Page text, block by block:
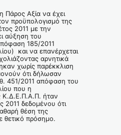
Πάρος Αξία να έχει
προϋπολογισμό της
2011 με την
αύξηση του
185/2011
και να επανέρχεται
αρνητικά
χωρίς παρέκκλιση
ότι δήλωσαν
451/2011 απόφαση του
που η
Κ.Δ.Ε.Π.Α.Π. ήταν
2011 δεδομένου ότι
θέση της
θετικό πρόσημο.